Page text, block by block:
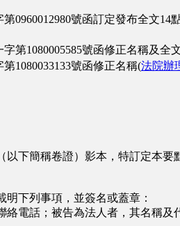
0960012980號函訂定發布全文14
第1080005585號函修正名稱及全
1080033133號函修正名稱(法院辦
下簡稱卷證）影本，特訂定本要
下列事項，並簽名或蓋章：
話；被告為法人者，其名稱及